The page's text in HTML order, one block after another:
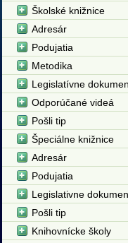
Školské knižnice
Adresár
Podujatia
Metodika
Legislatívne
Odporúčané videá
Pošli tip
Špeciálne knižnice
Adresár
Podujatia
Legislativne
Pošli tip
Knihovnícke školy